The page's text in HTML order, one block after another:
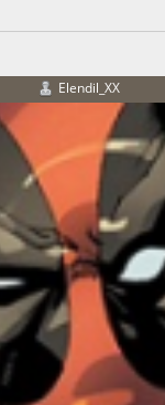
Elendil_XX